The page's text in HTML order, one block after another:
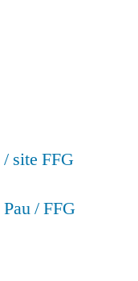
site FFG
/ FFG